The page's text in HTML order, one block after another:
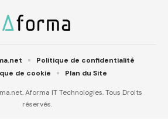
Aforma IT Technologies. Tous Droits
réservés.
Politique de confidentialité
de cookie
Plan du Site